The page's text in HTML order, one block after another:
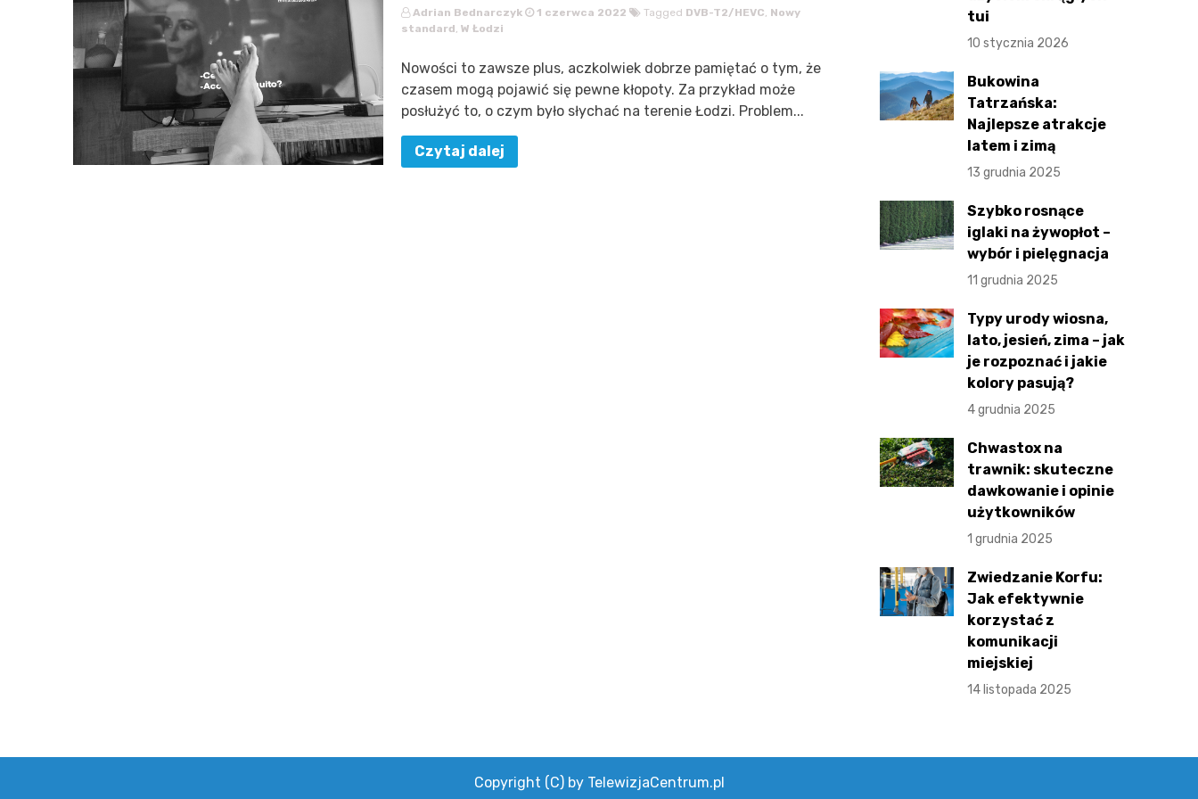
Adrian Bednarczyk 1 czerwca 2022 Tagged DVB-T2/HEVC, Nowy
standard, W Łodzi
Nowości to zawsze plus, aczkolwiek dobrze pamiętać o tym, że
czasem mogą pojawić się pewne kłopoty. Za przykład może
posłużyć to, o czym było słychać na terenie Łodzi. Problem...
Czytaj dalej
tui
10 stycznia 2026
Bukowina
Tatrzańska:
Najlepsze atrakcje
latem i zimą
13 grudnia 2025
Szybko rosnące
iglaki na żywopłot –
wybór i pielęgnacja
11 grudnia 2025
Typy urody wiosna,
lato, jesień, zima – jak
je rozpoznać i jakie
kolory pasują?
4 grudnia 2025
Chwastox na
trawnik: skuteczne
dawkowanie i opinie
użytkowników
1 grudnia 2025
Zwiedzanie Korfu:
Jak efektywnie
korzystać z
komunikacji
miejskiej
14 listopada 2025
Copyright (C) by TelewizjaCentrum.pl